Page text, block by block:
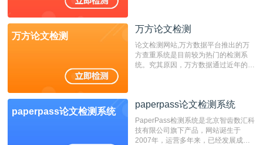
万方论文检测
万方论文检测
论文检测网站,万方数据平台推出的万
方查重系统是目前较为热门的检测系
统。究其原因，万方数据通过近年的发
非。其次，相对于知网而言，万方检测
重的推荐系统。
paperpass论文检测系统
paperpass论文检测系统
PaperPass检测系统是北京智齿数汇科
技有限公司旗下产品，网站诞生于
2007年，运营多年来，已经发展成为